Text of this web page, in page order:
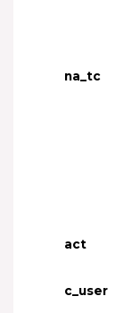
na_tc
act
c_user